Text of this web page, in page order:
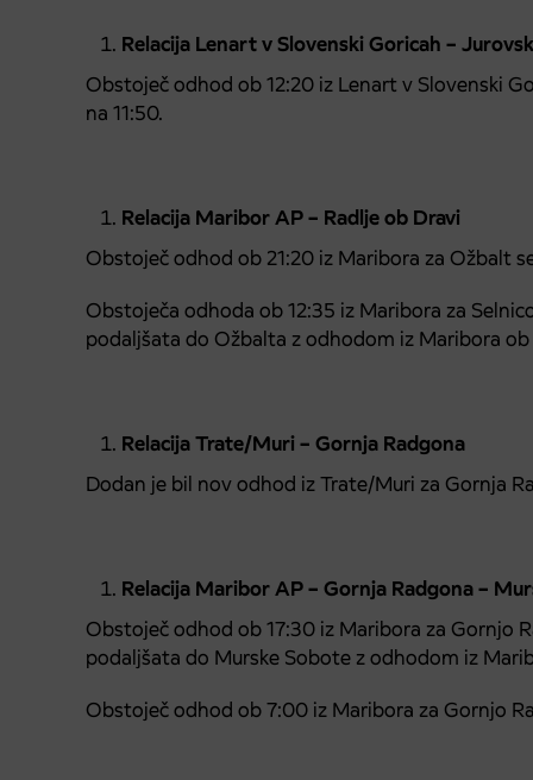
Relacija Lenart v Slovenski Goricah –
Obstoječ odhod ob 12:20 iz Lenart v Slovenski
na 11:50.
Relacija Maribor AP – Radlje ob Dravi
Obstoječ odhod ob 21:20 iz Maribora za Ožbalt
Obstoječa odhoda ob 12:35 iz Maribora za
podaljšata do Ožbalta z odhodom iz Maribora
Relacija Trate/Muri – Gornja Radgona
Dodan je bil nov odhod iz Trate/Muri za Gornja
Relacija Maribor AP – Gornja Radgona –
Obstoječ odhod ob 17:30 iz Maribora za Gornjo
podaljšata do Murske Sobote z odhodom iz
Obstoječ odhod ob 7:00 iz Maribora za Gornjo